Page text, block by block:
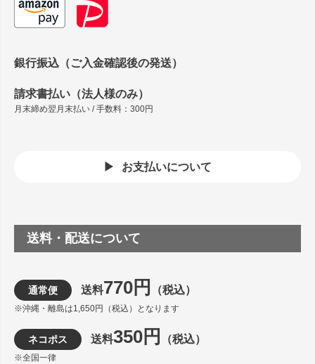
銀行振込（ご入金確認後の発送）
請求書払い（法人様のみ）
月末締め翌月末払い / 手数料：300円
お支払いについて
送料・配送について
通常便 送料770円 （税込）
※沖縄・離島は1,650円（税込）となります
ネコポス 送料350円 （税込）
※全国一律